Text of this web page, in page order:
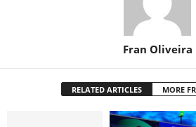
Fran Oliveira
RELATED ARTICLES MORE